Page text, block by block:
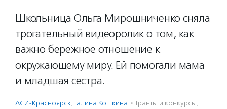
Школьница Ольга Мирошниченко сняла
трогательный видеоролик о том, как
важно бережное отношение к
окружающему миру. Ей помогали мама
и младшая сестра.
АСИ-Красноярск, Галина Кошкина · Гранты и конкурсы,